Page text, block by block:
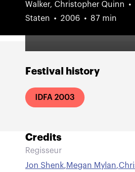
Walker, Christopher Quinn
Staten
2006 87 min
Festival history
IDFA 2003
Credits
Regisseur
Jon Shenk,Megan Mylan,